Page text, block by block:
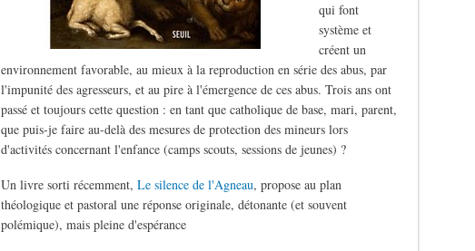
qui font
système et
créent un
environnement favorable, au mieux à la reproduction en série des abus, par
l'impunité des agresseurs, et au pire à l'émergence de ces abus. Trois ans ont
passé et toujours cette question : en tant que catholique de base, mari, parent,
que puis-je faire au-delà des mesures de protection des mineurs lors
d'activités concernant l'enfance (camps scouts, sessions de jeunes) ?
Un livre sorti récemment,Le silence de l'Agneau, propose au plan
théologique et pastoral une réponse originale, détonante (et souvent
polémique), mais pleine d'espérance